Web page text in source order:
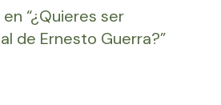
“¿Quieres ser
de Ernesto Guerra?”